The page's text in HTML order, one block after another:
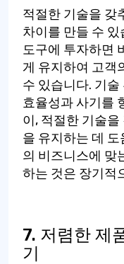
적절한 기술을 갖
차이를 만들 수
도구에 투자하면
게 유지하여 고객
수 있습니다. 기
효율성과 사기를
이, 적절한 기술
을 유지하는 데
의 비즈니스에 맞
하는 것은 장기적
7. 저렴한 제
기